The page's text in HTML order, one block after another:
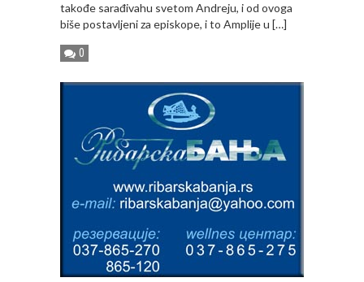
takođe sarađivahu svetom Andreju, i od ovoga
biše postavljeni za episkope, i to Amplije u […]
0